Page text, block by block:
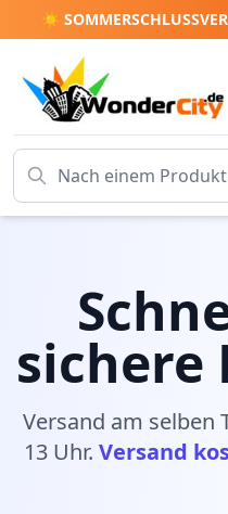
☀️
sichere
Versand am selben
13 Uhr. Versand